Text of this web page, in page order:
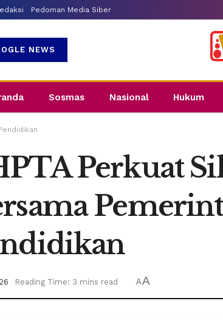
Pedoman Media Siber
NEWS
Sosmas Nasional Hukum
Perkuat
Reading Time: 3 mins read AA